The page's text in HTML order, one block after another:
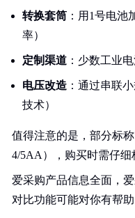
转换套筒 ：用1号电池
率）
定制渠道 ：少数工业
电压改造 ：通过串联
技术）
值得注意的是，部分标
4/5AA），购买时需仔细
爱采购产品信息全面，
对比功能可能对你有帮